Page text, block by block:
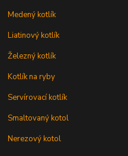
Medený kotlík
Liatinový kotlík
Železný kotlík
Kotlík na ryby
Servírovací kotlík
Smaltovaný kotol
Nerezový kotol